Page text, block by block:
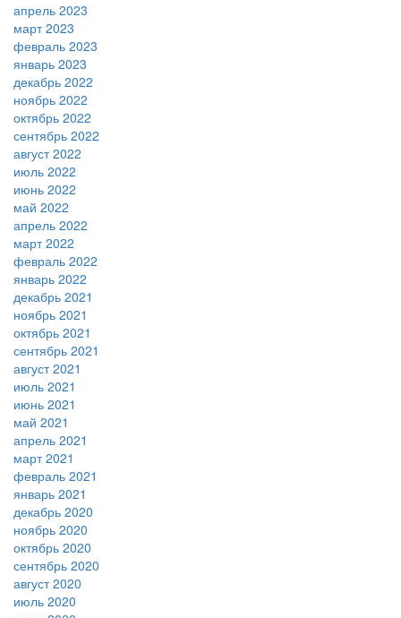
апрель 2023
март 2023
февраль 2023
январь 2023
декабрь 2022
ноябрь 2022
октябрь 2022
сентябрь 2022
август 2022
июль 2022
июнь 2022
май 2022
апрель 2022
март 2022
февраль 2022
январь 2022
декабрь 2021
ноябрь 2021
октябрь 2021
сентябрь 2021
август 2021
июль 2021
июнь 2021
май 2021
апрель 2021
март 2021
февраль 2021
январь 2021
декабрь 2020
ноябрь 2020
октябрь 2020
сентябрь 2020
август 2020
июль 2020